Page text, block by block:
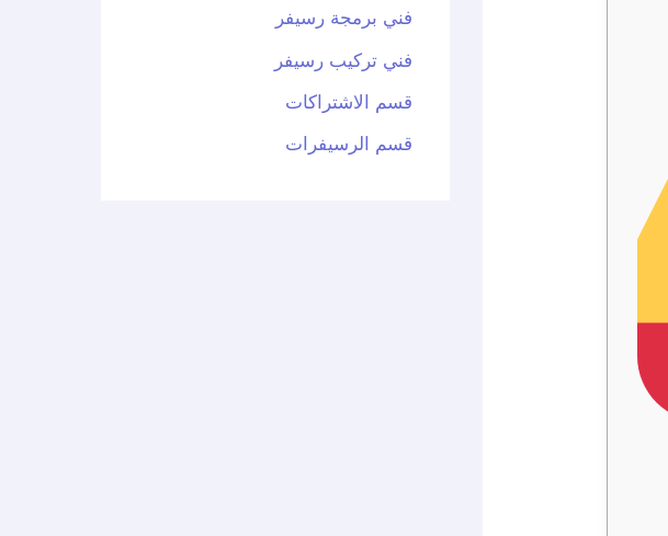
فني برمجة رسيفر
فني تركيب رسيفر
قسم الاشتراكات
قسم الرسيفرات